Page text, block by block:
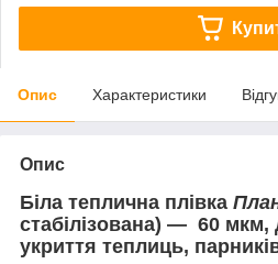
Опис Характеристики
Опис
Біла теплична плівка
стабілізована) — 60 мкм,
укриття теплиць,